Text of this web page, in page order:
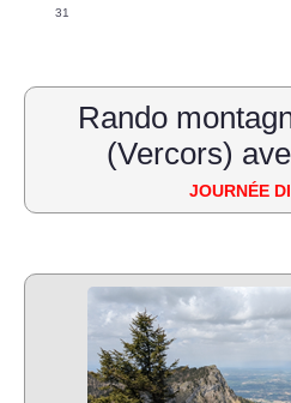
31
Rando
(Vercors)
JOURNÉE